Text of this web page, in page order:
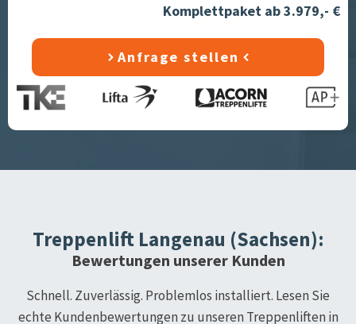
Komplettpaket ab 3.979,- €
Anfrage stellen
Treppenlift Langenau (Sachsen):
Bewertungen unserer Kunden
Schnell. Zuverlässig. Problemlos installiert. Lesen Sie
echte Kundenbewertungen zu unseren Treppenliften in